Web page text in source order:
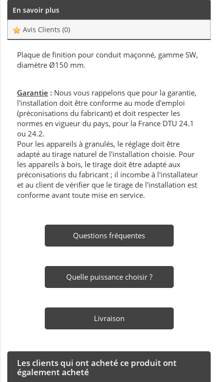
En savoir plus
Avis Clients (0)
Plaque de finition pour conduit maçonné, gamme SW,
diamètre Ø150 mm.
Garantie : Nous vous rappelons que pour la garantie,
l'installation doit être conforme au mode d'emploi
(préconisations du fabricant) et doit respecter les
normes en vigueur du pays, pour la France DTU 24.1
ou 24.2.
Pour les appareils à granulés, le réglage doit être
adapté au tirage naturel de l'installation choisie. Pour
les appareils à bois, le tirage doit être adapté aux
préconisations du fabricant ; il incombe à l'installateur
et au client de vérifier que le tirage de l'installation est
conforme avant toute mise en service.
Questions fréquentes
Quelle puissance choisir ?
Livraison
Les clients qui ont acheté ce produit ont
également acheté